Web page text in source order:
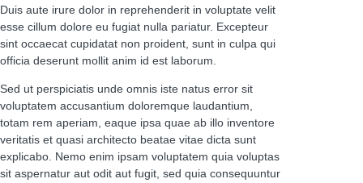
Duis aute irure dolor in reprehenderit in voluptate velit
esse cillum dolore eu fugiat nulla pariatur. Excepteur
sint occaecat cupidatat non proident, sunt in culpa qui
officia deserunt mollit anim id est laborum.
Sed ut perspiciatis unde omnis iste natus error sit
voluptatem accusantium doloremque laudantium,
totam rem aperiam, eaque ipsa quae ab illo inventore
veritatis et quasi architecto beatae vitae dicta sunt
explicabo. Nemo enim ipsam voluptatem quia voluptas
sit aspernatur aut odit aut fugit, sed quia consequuntur